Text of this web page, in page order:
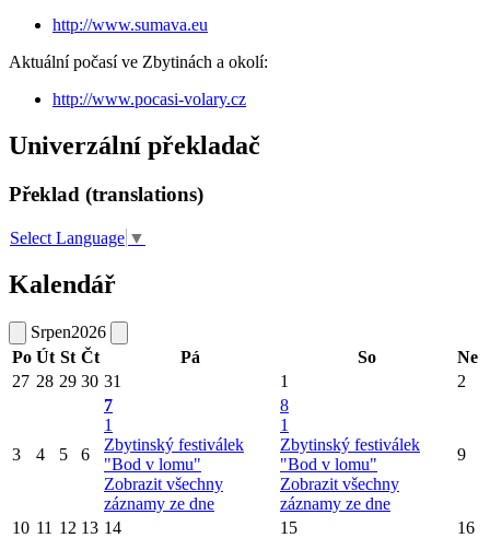
http://www.sumava.eu
Aktuální počasí ve Zbytinách a okolí:
http://www.pocasi-volary.cz
Univerzální překladač
Překlad (translations)
Select Language ▼
Kalendář
Srpen2026
Po Út St Čt Pá So
Ne
27 28 29 30 31 1 2
3 4 5 6
7
1
Zbytinský festiválek
"Bod v lomu"
Zobrazit všechny
záznamy ze dne
8
1
Zbytinský festiválek
"Bod v lomu"
Zobrazit všechny
záznamy ze dne
9
10 11 12 13 14 15
16